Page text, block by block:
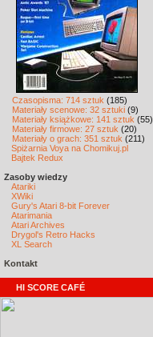
Czasopisma: 714 sztuk (185)
Materiały scenowe: 32 sztuki (9)
Materiały książkowe: 141 sztuk (55)
Materiały firmowe: 27 sztuk (20)
Materiały o grach: 351 sztuk (211)
Spiżarnia Voya na Chomikuj.pl
Bajtek Redux
Zasoby wiedzy
Atariki
XWiki
Gury's Atari 8-bit Forever
Atarimania
Atari Archives
Drygol's Retro Hacks
XL Search
Kontakt
HI SCORE CAFÉ